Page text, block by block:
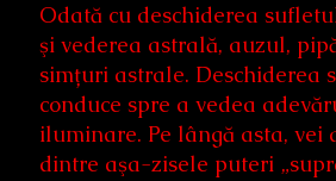
Odată cu deschiderea
şi vederea astrală, auzul,
simțuri astrale. Deschiderea
conduce spre a vedea
iluminare. Pe lângă asta, vei
dintre aşa-zisele puteri